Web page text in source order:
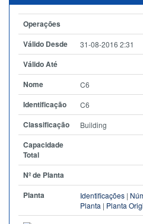
Operações
Válido Desde
31-08-2016 2:31
Válido Até
Nome
C6
Identificação C6
Classificação Building
Capacidade
Total
Nº de Planta
Planta
Identificações |
Planta | Planta